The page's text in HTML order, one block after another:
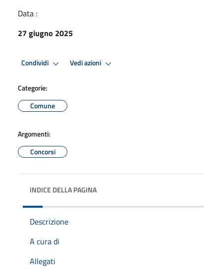
Data :
27 giugno 2025
Condividi Vedi azioni
Categorie:
Comune
Argomenti:
Concorsi
INDICE DELLA PAGINA
Descrizione
A cura di
Allegati